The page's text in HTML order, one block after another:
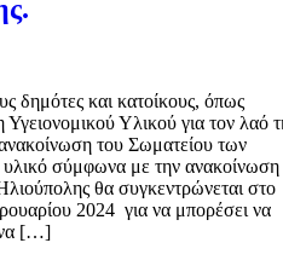
δημότες και κατοίκους, όπως
Υλικού για τον λαό
του Σωματείου των
σύμφωνα με την ανακοίνωση
θα συγκεντρώνεται στο
2024 για να μπορέσει να
να […]